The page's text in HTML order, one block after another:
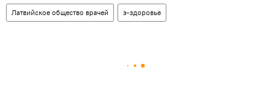
Латвийское общество врачей э-здоровье